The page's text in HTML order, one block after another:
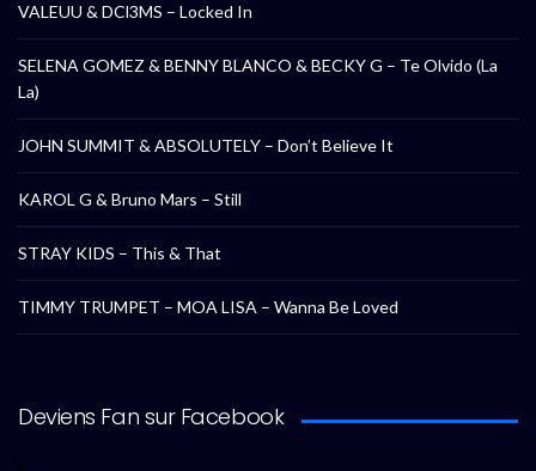
VALEUU & DCl3MS – Locked In
SELENA GOMEZ & BENNY BLANCO & BECKY G – Te Olvido (La
La)
JOHN SUMMIT & ABSOLUTELY – Don’t Believe It
KAROL G & Bruno Mars – Still
STRAY KIDS – This & That
TIMMY TRUMPET – MOA LISA – Wanna Be Loved
Deviens Fan sur Facebook